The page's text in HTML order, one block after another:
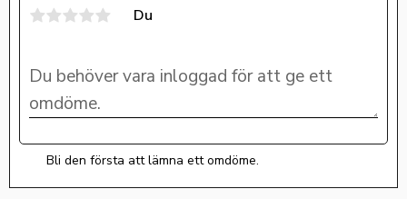
Du
Bli den första att lämna ett omdöme.